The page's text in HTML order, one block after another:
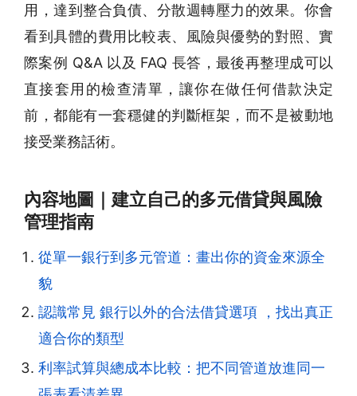
用，達到整合負債、分散週轉壓力的效果。你會
看到具體的費用比較表、風險與優勢的對照、實
際案例 Q&A 以及 FAQ 長答，最後再整理成可以
直接套用的檢查清單，讓你在做任何借款決定
前，都能有一套穩健的判斷框架，而不是被動地
接受業務話術。
內容地圖｜建立自己的多元借貸與風險
管理指南
從單一銀行到多元管道：畫出你的資金來源全
貌
認識常見 銀行以外的合法借貸選項 ，找出真正
適合你的類型
利率試算與總成本比較：把不同管道放進同一